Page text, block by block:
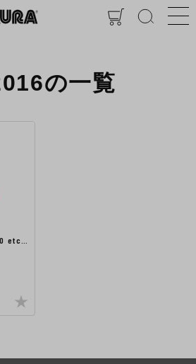
の一覧
etc…